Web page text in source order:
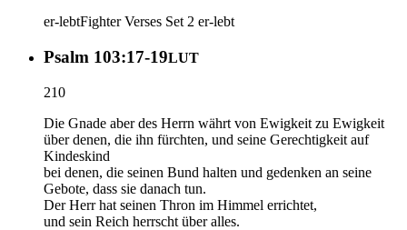
er-lebtFighter Verses Set 2 er-lebt
Psalm 103:17-19LUT
210
Die Gnade aber des Herrn währt von Ewigkeit zu Ewigkeit
über denen, die ihn fürchten, und seine Gerechtigkeit auf
Kindeskind
bei denen, die seinen Bund halten und gedenken an seine
Gebote, dass sie danach tun.
Der Herr hat seinen Thron im Himmel errichtet,
und sein Reich herrscht über alles.